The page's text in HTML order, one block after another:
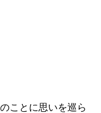
ことに思いを巡ら